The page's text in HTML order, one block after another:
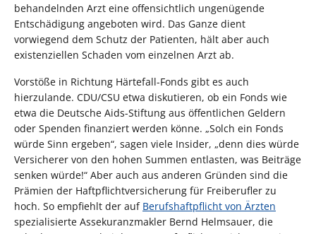
behandelnden Arzt eine offensichtlich ungenügende
Entschädigung angeboten wird. Das Ganze dient
vorwiegend dem Schutz der Patienten, hält aber auch
existenziellen Schaden vom einzelnen Arzt ab.
Vorstöße in Richtung Härtefall-Fonds gibt es auch
hierzulande. CDU/CSU etwa diskutieren, ob ein Fonds wie
etwa die Deutsche Aids-Stiftung aus öffentlichen Geldern
oder Spenden finanziert werden könne. „Solch ein Fonds
würde Sinn ergeben“, sagen viele Insider, „denn dies würde
Versicherer von den hohen Summen entlasten, was Beiträge
senken würde!“ Aber auch aus anderen Gründen sind die
Prämien der Haftpflichtversicherung für Freiberufler zu
hoch. So empfiehlt der auf Berufshaftpflicht von Ärzten
spezialisierte Assekuranzmakler Bernd Helmsauer, die